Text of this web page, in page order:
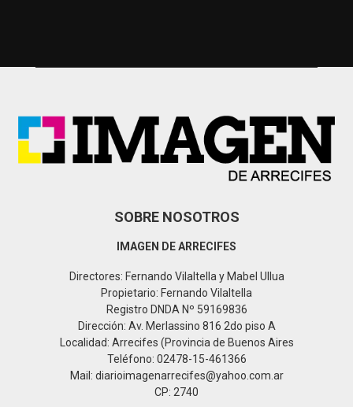
SOBRE NOSOTROS
IMAGEN DE ARRECIFES
Directores: Fernando Vilaltella y Mabel Ullua
Propietario: Fernando Vilaltella
Registro DNDA Nº 59169836
Dirección: Av. Merlassino 816 2do piso A
Localidad: Arrecifes (Provincia de Buenos Aires
Teléfono: 02478-15-461366
Mail: diarioimagenarrecifes@yahoo.com.ar
CP: 2740